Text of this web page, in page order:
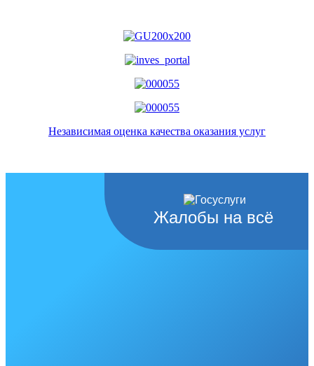
Независимая оценка качества оказания услуг
Жалобы на всё